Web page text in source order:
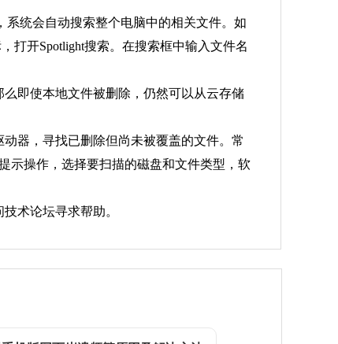
系统会自动搜索整个电脑中的相关文件。如
打开Spotlight搜索。在搜索框中输入文件名
即使本地文件被删除，仍然可以从云存储
器，寻找已删除但尚未被覆盖的文件。常
示操作，选择要扫描的磁盘和文件类型，软
术论坛寻求帮助。